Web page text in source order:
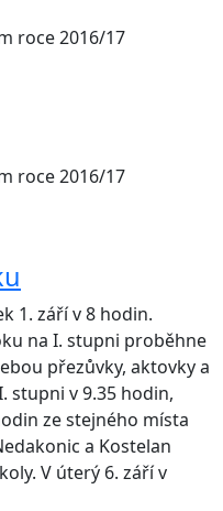
roce 2016/17
roce 2016/17
1. září v 8 hodin.
na I. stupni proběhne
přezůvky, aktovky a
stupni v 9.35 hodin,
ze stejného místa
a Kostelan
V úterý 6. září v